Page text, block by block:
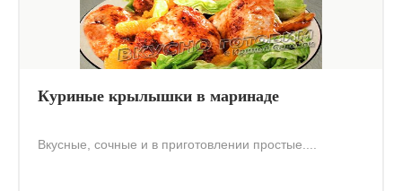
Куриные крылышки в маринаде
Вкусные, сочные и в приготовлении простые....